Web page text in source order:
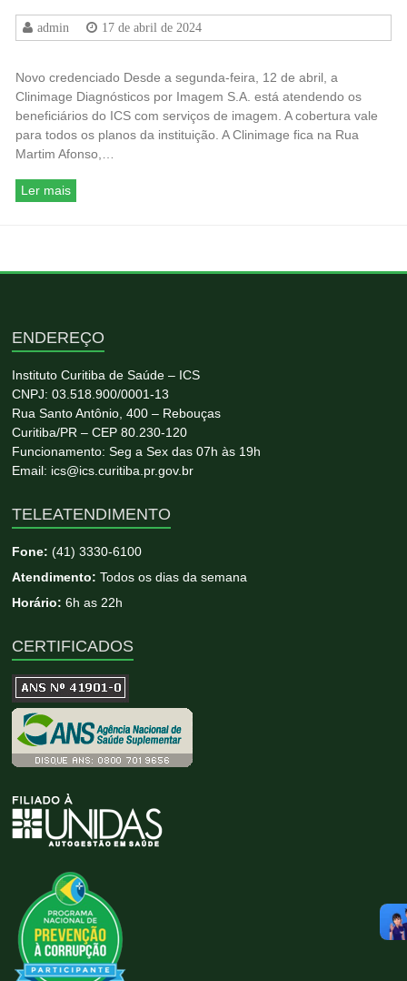
admin 17 de abril de 2024
Novo credenciado Desde a segunda-feira, 12 de abril, a
Clinimage Diagnósticos por Imagem S.A. está atendendo os
beneficiários do ICS com serviços de imagem. A cobertura vale
para todos os planos da instituição. A Clinimage fica na Rua
Martim Afonso,…
Ler mais
ENDEREÇO
Instituto Curitiba de Saúde – ICS
CNPJ: 03.518.900/0001-13
Rua Santo Antônio, 400 – Rebouças
Curitiba/PR – CEP 80.230-120
Funcionamento: Seg a Sex das 07h às 19h
Email: ics@ics.curitiba.pr.gov.br
TELEATENDIMENTO
Fone:(41) 3330-6100
Atendimento: Todos os dias da semana
Horário: 6h as 22h
CERTIFICADOS